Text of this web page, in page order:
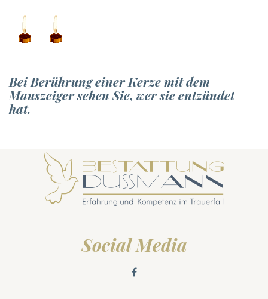
Bei Berührung einer Kerze mit dem
Mauszeiger sehen Sie, wer sie entzündet
hat.
Social Media